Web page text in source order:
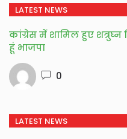
LATEST NEWS
कांग्रेस में शामिल हुए शत्रुघ्न
हूं भाजपा
0
LATEST NEWS